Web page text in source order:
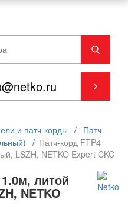
и патч-корды / Патч
/ Патч-корд FTP4
LSZH, NETKO Expert CKC
литой
NETKO